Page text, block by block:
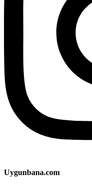
Uygunbana.com